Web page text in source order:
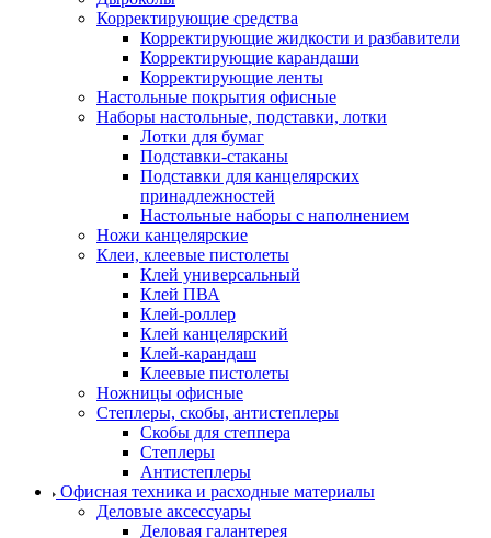
Корректирующие средства
Корректирующие жидкости и разбавители
Корректирующие карандаши
Корректирующие ленты
Настольные покрытия офисные
Наборы настольные, подставки, лотки
Лотки для бумаг
Подставки-стаканы
Подставки для канцелярских
принадлежностей
Настольные наборы с наполнением
Ножи канцелярские
Клеи, клеевые пистолеты
Клей универсальный
Клей ПВА
Клей-роллер
Клей канцелярский
Клей-карандаш
Клеевые пистолеты
Ножницы офисные
Степлеры, скобы, антистеплеры
Скобы для степпера
Степлеры
Антистеплеры
Офисная техника и расходные материалы
Деловые аксессуары
Деловая галантерея